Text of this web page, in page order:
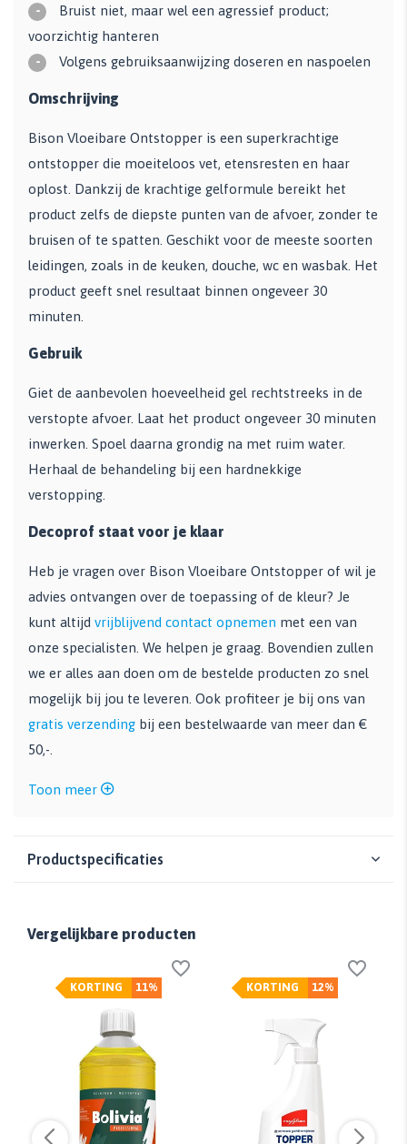
-
Bruist niet, maar wel een agressief product;
voorzichtig hanteren
- Volgens gebruiksaanwijzing doseren en naspoelen
Omschrijving
Bison Vloeibare Ontstopper is een superkrachtige
ontstopper die moeiteloos vet, etensresten en haar
oplost. Dankzij de krachtige gelformule bereikt het
product zelfs de diepste punten van de afvoer, zonder te
bruisen of te spatten. Geschikt voor de meeste soorten
leidingen, zoals in de keuken, douche, wc en wasbak. Het
product geeft snel resultaat binnen ongeveer 30
minuten.
Gebruik
Giet de aanbevolen hoeveelheid gel rechtstreeks in de
verstopte afvoer. Laat het product ongeveer 30 minuten
inwerken. Spoel daarna grondig na met ruim water.
Herhaal de behandeling bij een hardnekkige
verstopping.
Decoprof staat voor je klaar
Heb je vragen over Bison Vloeibare Ontstopper of wil je
advies ontvangen over de toepassing of de kleur? Je
kunt altijd vrijblijvend contact opnemen met een van
onze specialisten. We helpen je graag. Bovendien zullen
we er alles aan doen om de bestelde producten zo snel
mogelijk bij jou te leveren. Ook profiteer je bij ons van
gratis verzending bij een bestelwaarde van meer dan €
50,-.
Toon meer
Productspecificaties
Vergelijkbare producten
11%
KORTING 12%
KORTING